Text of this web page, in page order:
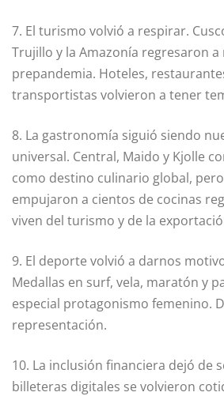
7. El turismo volvió a respirar.
Trujillo y la Amazonía regresaron a
prepandemia. Hoteles,
transportistas volvieron a tener
8. La gastronomía siguió siendo
universal. Central, Maido y Kjolle
como destino culinario global,
empujaron a cientos de cocinas
viven del turismo y de la
9. El deporte volvió a darnos
Medallas en surf, vela, maratón y
especial protagonismo femenino.
representación.
10. La inclusión financiera dejó de
billeteras digitales se volvieron